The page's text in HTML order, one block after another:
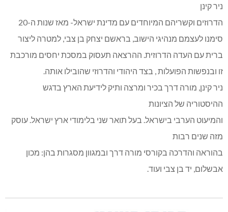
ניר קינן
הדרוזים וקשריהם המיוחדים עם מדינת ישראל- מאז שנות ה-20
סימנו לעצמם מנהיגי הישוב, בראשם יצחק בן צבי, למטרה ליצור
ברית עם העדה הדרוזית. ההרצאה תעסוק במסכת יחסים מורכבת
זו ובנפשות הפועלות , בצד היהודי והדרוזי שהובילו אותה.
ניר קינן, מורה דרך בכיר ומרצה ותיק לידיעת הארץ בדגש
ההיסטוריה של הציונות
והמיעוט הערבי בישראל. בעל תואר שני בלימודי ארץ ישראל. עוסק
מזה שנים רבות
בהוראה והדרכה בקורסי מורה דרך ובמגוון מסגרות בהן: מכון
אבשלום, יד בן צבי ועוד.